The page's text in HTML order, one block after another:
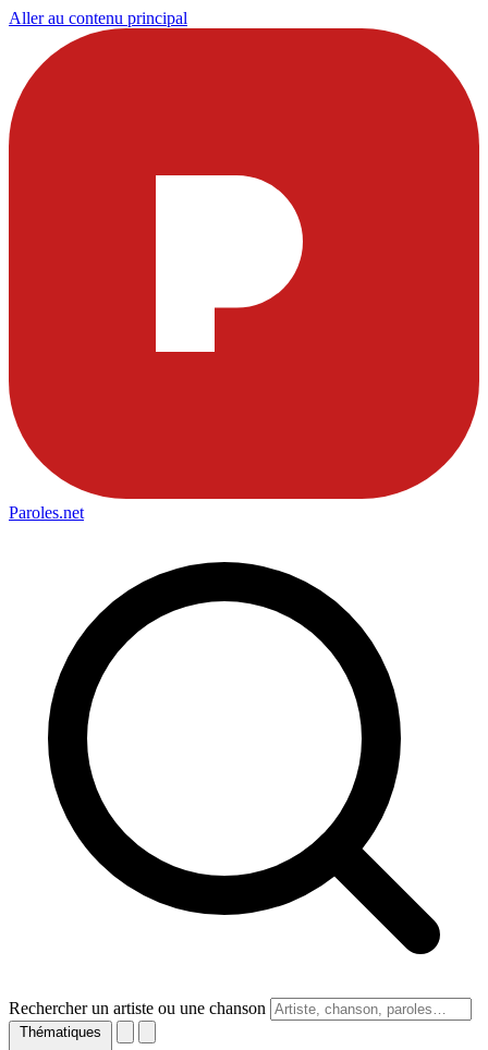
Aller au contenu principal
Paroles.net
Rechercher un artiste ou une chanson
Thématiques